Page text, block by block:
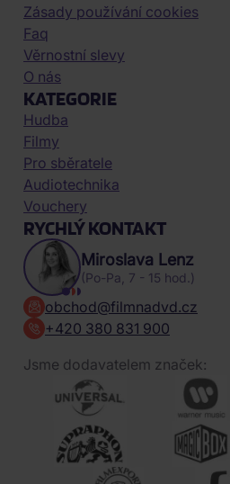
Zásady používání cookies
Faq
Věrnostní slevy
O nás
KATEGORIE
Hudba
Filmy
Pro sběratele
Audiotechnika
Vouchery
RYCHLÝ KONTAKT
Miroslava Lenz
(Po-Pa, 7 - 15 hod.)
obchod@filmnadvd.cz
+420 380 831 900
Jsme dodavatelem značek: